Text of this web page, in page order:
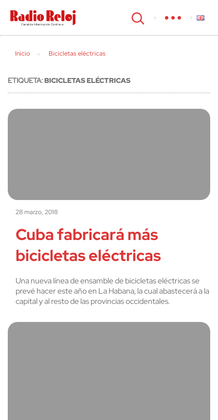
cerrar
Inicio Bicicletas eléctricas
ETIQUETA:BICICLETAS ELÉCTRICAS
28 marzo, 2018
Cuba fabricará más
bicicletas eléctricas
Una nueva línea de ensamble de bicicletas eléctricas se
prevé hacer este año en La Habana, la cual abastecerá a la
capital y al resto de las provincias occidentales.